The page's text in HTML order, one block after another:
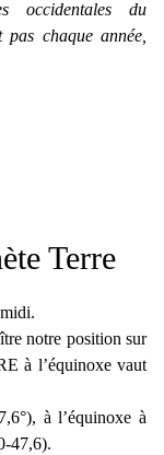
occidentales du
chaque année,
Terre
notre position sur
à l’équinoxe vaut
à l’équinoxe à
47,6).